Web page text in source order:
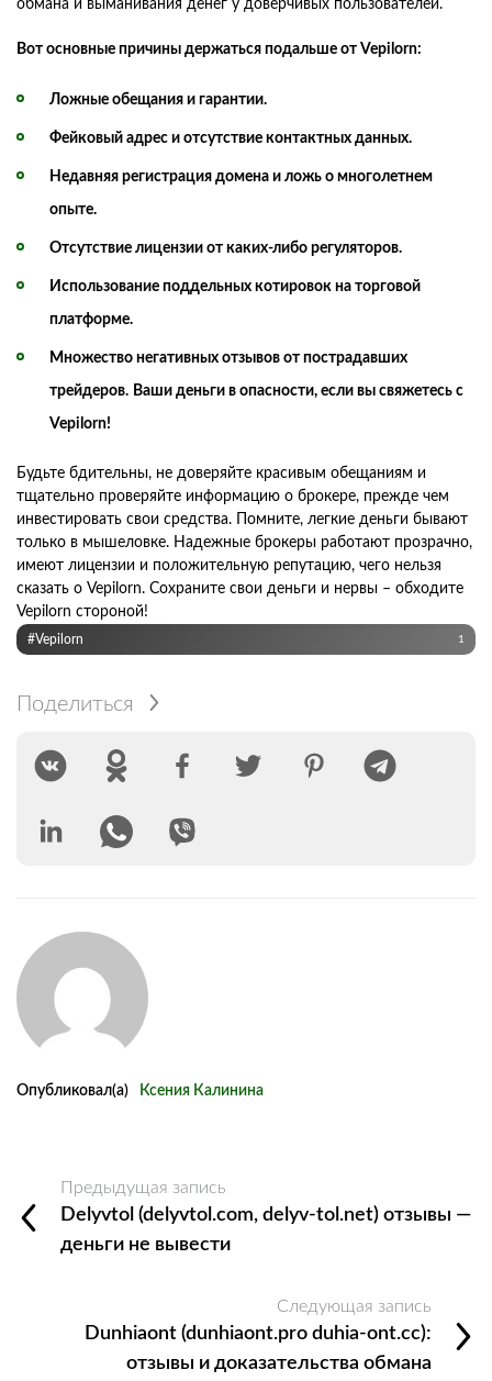
обмана и выманивания денег у доверчивых пользователей.
Вот основные причины держаться подальше от Vepilorn:
Ложные обещания и гарантии.
Фейковый адрес и отсутствие контактных данных.
Недавняя регистрация домена и ложь о многолетнем
опыте.
Отсутствие лицензии от каких-либо регуляторов.
Использование поддельных котировок на торговой
платформе.
Множество негативных отзывов от пострадавших
трейдеров. Ваши деньги в опасности, если вы свяжетесь с
Vepilorn!
Будьте бдительны, не доверяйте красивым обещаниям и
тщательно проверяйте информацию о брокере, прежде чем
инвестировать свои средства. Помните, легкие деньги бывают
только в мышеловке. Надежные брокеры работают прозрачно,
имеют лицензии и положительную репутацию, чего нельзя
сказать о Vepilorn. Сохраните свои деньги и нервы – обходите
Vepilorn стороной!
#Vepilorn 1
Поделиться
Опубликовал(а) Ксения Калинина
Предыдущая запись
Delyvtol (delyvtol.com, delyv-tol.net) отзывы —
деньги не вывести
Следующая запись
Dunhiaont (dunhiaont.pro duhia-ont.cc):
отзывы и доказательства обмана